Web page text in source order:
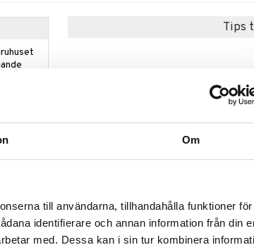
Om
till användarna, tillhandahålla funktioner för
identifierare och annan information från din
med. Dessa kan i sin tur kombinera
Setet
är 28
28-35
Tips
LILLAN & FRIENDS
199 kr
LILLAN &
399 kr